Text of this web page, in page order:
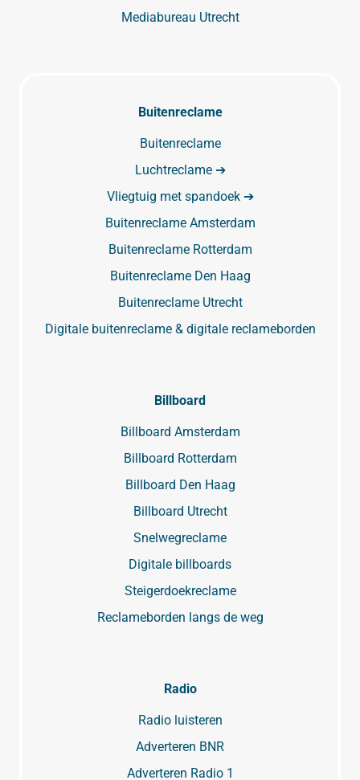
Mediabureau Utrecht
Buitenreclame
Buitenreclame
Luchtreclame ➔
Vliegtuig met spandoek ➔
Buitenreclame Amsterdam
Buitenreclame Rotterdam
Buitenreclame Den Haag
Buitenreclame Utrecht
Digitale buitenreclame & digitale reclameborden
Billboard
Billboard Amsterdam
Billboard Rotterdam
Billboard Den Haag
Billboard Utrecht
Snelwegreclame
Digitale billboards
Steigerdoekreclame
Reclameborden langs de weg
Radio
Radio luisteren
Adverteren BNR
Adverteren Radio 1